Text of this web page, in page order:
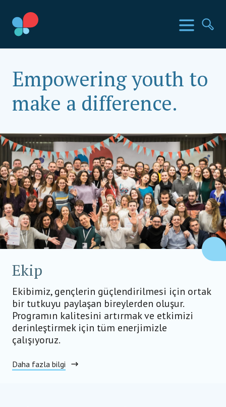
Menü
SIA Ülkeleri
Empowering youth to
make a difference.
Ekip
Ekibimiz, gençlerin güçlendirilmesi için ortak
bir tutkuyu paylaşan bireylerden oluşur.
Programın kalitesini artırmak ve etkimizi
derinleştirmek için tüm enerjimizle
çalışıyoruz.
Daha fazla bilgi